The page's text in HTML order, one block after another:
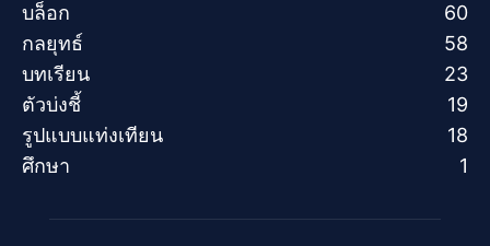
บล็อก
60
กลยุทธ์
58
บทเรียน
23
ตัวบ่งชี้
19
รูปแบบแท่งเทียน
18
ศึกษา
1